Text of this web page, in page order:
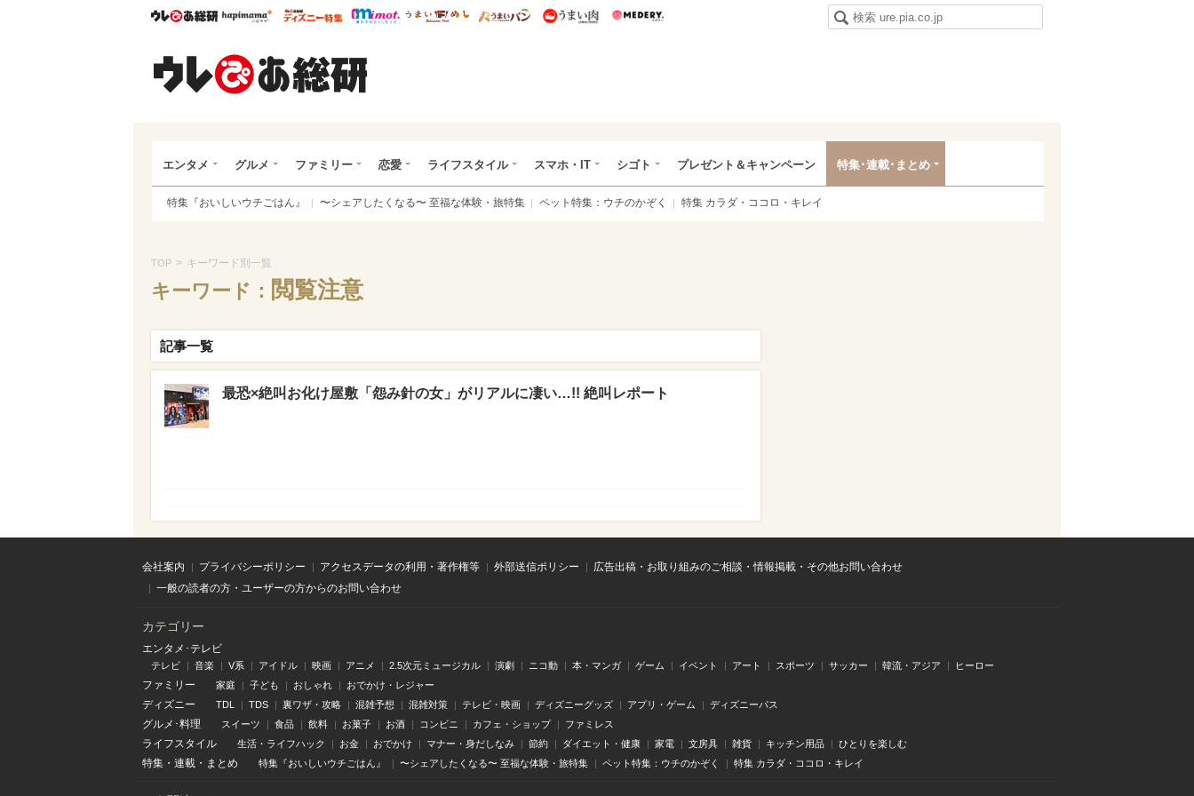
ウレぴあ総研ハピママ* ウレぴあ総研 ディズニー特集
mimot. うまいめし うまいパン うまい肉
エンタメ グルメ ファミリー 恋愛 ライフスタイル スマホ・IT シゴト プレゼント＆キャンペーン 特集･連載･まとめ
特集『おいしいウチごはん』 〜シェアしたくなる〜 至福な体験・旅特集 ペット特集：ウチのかぞく 特集 カラダ・ココロ・キレイ
TOP > キーワード別一覧
キーワード： 閲覧注意
記事一覧
最恐×絶叫お化け屋敷「怨み針の女」がリアルに凄い…!! 絶叫レポート
会社案内 プライバシーポリシー アクセスデータの利用・著作権等 外部送信ポリシー
広告出稿・お取り組みのご相談・情報掲載・その他お問い合わせ
一般の読者の方・ユーザーの方からのお問い合わせ
カテゴリー
エンタメ･テレビ
テレビ 音楽 V系 アイドル 映画 アニメ 2.5次元ミュージカル 演劇 ニコ動 本・マンガ ゲーム イベント アート スポーツ サッカー 韓流・アジア ヒーロー
ファミリー 家庭 子ども おしゃれ おでかけ・レジャー
ディズニー TDL TDS 裏ワザ・攻略 混雑予想 混雑対策 テレビ・映画 ディズニーグッズ アプリ・ゲーム ディズニーパス
グルメ･料理 スイーツ 食品 飲料 お菓子 お酒 コンビニ カフェ・ショップ ファミレス
ライフスタイル 生活・ライフハック お金 おでかけ マナー・身だしなみ 節約 ダイエット・健康 家電 文房具 雑貨 キッチン用品 ひとりを楽しむ
特集 ・ 連載 ・ まとめ 特集『おいしいウチごはん』 〜シェアしたくなる〜 至福な体験・旅特集 ペット特集：ウチのかぞく 特集 カラダ・ココロ・キレイ